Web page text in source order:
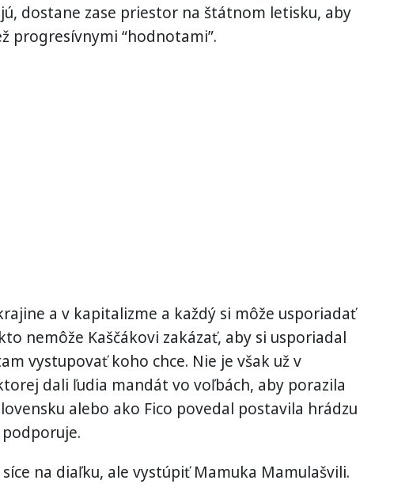
dostane zase priestor na štátnom letisku, aby
progresívnymi “hodnotami”.
a v kapitalizme a každý si môže usporiadať
nemôže Kaščákovi zakázať, aby si usporiadal
vystupovať koho chce. Nie je však už v
dali ľudia mandát vo voľbách, aby porazila
alebo ako Fico povedal postavila hrádzu
na diaľku, ale vystúpiť Mamuka Mamulašvili.